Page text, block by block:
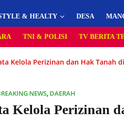
& HEALTY DESA
TNI & POLISI TV BERITA
Kelola Perizinan dan Hak Tanah
NEWS, DAERAH
Kelola Perizinan